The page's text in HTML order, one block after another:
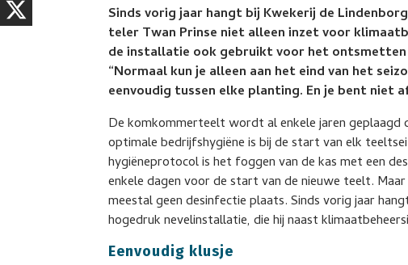
Sinds vorig jaar hangt bij Kwekerij de
teler Twan Prinse niet alleen inzet voor
de installatie ook gebruikt voor het
“Normaal kun je alleen aan het eind van het
eenvoudig tussen elke planting. En je bent niet
De komkommerteelt wordt al enkele jaren geplaagd
optimale bedrijfshygiëne is bij de start van elk
hygiëneprotocol is het foggen van de kas met een
enkele dagen voor de start van de nieuwe teelt.
meestal geen desinfectie plaats. Sinds vorig jaar
hogedruk nevelinstallatie, die hij naast
Eenvoudig klusje